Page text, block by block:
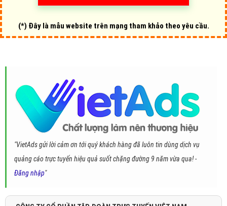
(*) Đây là mẫu website trên mạng tham khảo theo yêu cầu.
"VietAds gửi lời cảm ơn tới quý khách hàng đã luôn tin dùng dịch vụ
quảng cáo trực tuyến hiệu quả suốt chặng đường 9 năm vừa qua! -
Đăng nhập"